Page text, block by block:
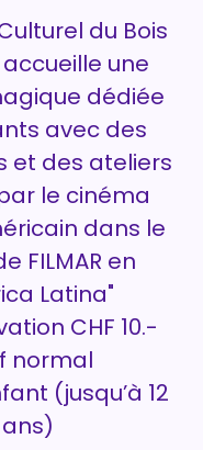
du Bois
une
dédiée
avec des
et des ateliers
le cinéma
dans le
FILMAR en
Latina"
CHF 10.-
normal
(jusqu’à 12
ans)